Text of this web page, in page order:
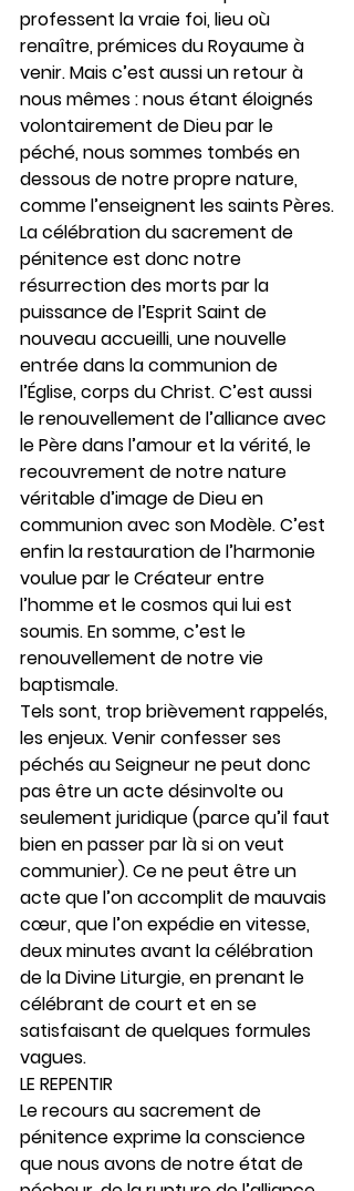
professent la vraie foi, lieu où
renaître, prémices du Royaume à
venir. Mais c’est aussi un retour à
nous mêmes : nous étant éloignés
volontairement de Dieu par le
péché, nous sommes tombés en
dessous de notre propre nature,
comme l’enseignent les saints Pères.
La célébration du sacrement de
pénitence est donc notre
résurrection des morts par la
puissance de l’Esprit Saint de
nouveau accueilli, une nouvelle
entrée dans la communion de
l’Église, corps du Christ. C’est aussi
le renouvellement de l’alliance avec
le Père dans l’amour et la vérité, le
recouvrement de notre nature
véritable d’image de Dieu en
communion avec son Modèle. C’est
enfin la restauration de l’harmonie
voulue par le Créateur entre
l’homme et le cosmos qui lui est
soumis. En somme, c’est le
renouvellement de notre vie
baptismale.
Tels sont, trop brièvement rappelés,
les enjeux. Venir confesser ses
péchés au Seigneur ne peut donc
pas être un acte désinvolte ou
seulement juridique (parce qu’il faut
bien en passer par là si on veut
communier). Ce ne peut être un
acte que l’on accomplit de mauvais
cœur, que l’on expédie en vitesse,
deux minutes avant la célébration
de la Divine Liturgie, en prenant le
célébrant de court et en se
satisfaisant de quelques formules
vagues.
LE REPENTIR
Le recours au sacrement de
pénitence exprime la conscience
que nous avons de notre état de